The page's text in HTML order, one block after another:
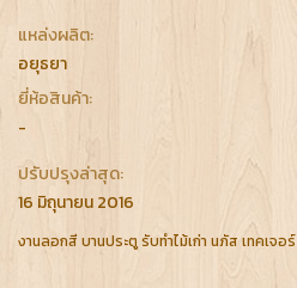
แหล่งผลิต:
อยุธยา
ยี่ห้อสินค้า:
-
ปรับปรุงล่าสุด:
16 มิถุนายน 2016
งานลอกสี บานประตู รับทำไม้เก่า นภัส เทคเจอร์